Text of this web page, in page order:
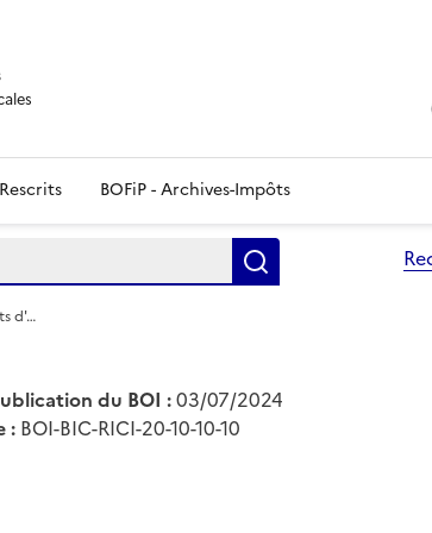
Rescrits BOFiP - Archives-Impôts
d'…
du BOI :03/07/2024
: BOI-BIC-RICI-20-10-10-10